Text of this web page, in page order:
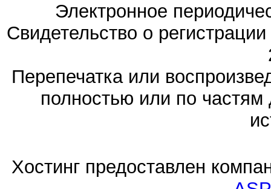
Электронное
Свидетельство о
Перепечатка или
полностью или по частям
Хостинг предоставлен